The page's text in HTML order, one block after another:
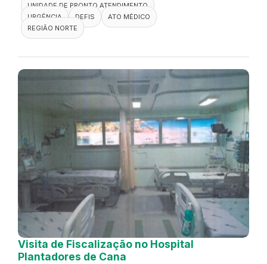
UNIDADE DE PRONTO ATENDIMENTO
URGÊNCIA
DEFIS
ATO MÉDICO
REGIÃO NORTE
Visita de Fiscalização no Hospital
Plantadores de Cana